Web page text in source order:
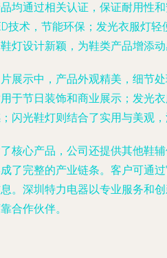
均通过相关认证，保证耐用性
技术，节能环保；发光衣服灯
灯设计新颖，为鞋类产品增添动
展示中，产品外观精美，细节
于节日装饰和商业展示；发光
闪光鞋灯则结合了实用与美观，
核心产品，公司还提供其他鞋
了完整的产业链条。客户可通
。深圳特力电器以专业服务和
合作伙伴。